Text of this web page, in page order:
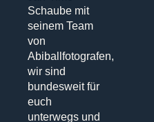
Schaube mit
seinem Team
von
Abiballfotografen,
wir sind
bundesweit für
euch
unterwegs und